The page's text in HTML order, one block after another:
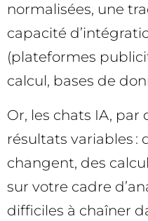
normalisées, une
capacité
(plateformes
calcul, bases de
Or, les chats IA,
résultats variables :
changent, des
sur votre cadre
difficiles à chaîner